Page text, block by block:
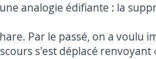
analogie édifiante : la
Par le passé, on a voulu
s'est déplacé